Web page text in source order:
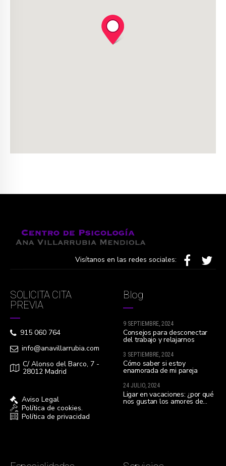
Visítanos en las redes sociales:
SOLICITA CITA
PREVIA
915 060 764
info@anavillarrubia.com
C/ Alonso del Barco, 7 -
28012 Madrid
Aviso Legal
Política de cookies.
Política de privacidad
Blog
9 SEPTIEMBRE, 2024
Consejos para desconectar
del trabajo y relajarnos
3 SEPTIEMBRE, 2024
Cómo saber si estoy
enamorada de mi pareja
24 JULIO, 2024
Ligar en vacaciones: ¿por qué
nos gustan los amores de
verano?